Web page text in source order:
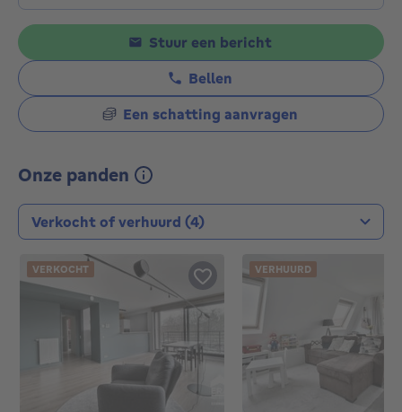
Stuur een bericht
Bellen
Een schatting aanvragen
Onze panden
Type transactie
VERKOCHT VERHUURD